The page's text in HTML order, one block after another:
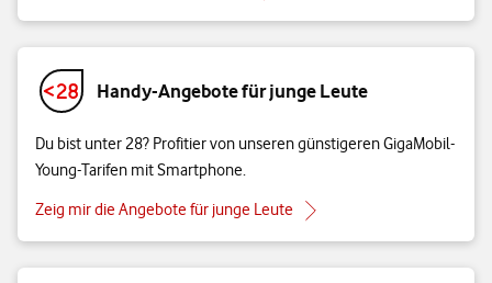
Handy-Angebote für junge Leute
Du bist unter 28? Profitier von unseren günstigeren GigaMobil-
Young-Tarifen mit Smartphone.
Zeig mir die Angebote für junge Leute